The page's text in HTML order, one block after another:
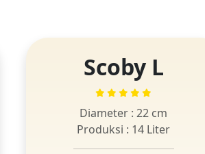
Scoby L
Diameter : 22 cm
Produksi : 14 Liter